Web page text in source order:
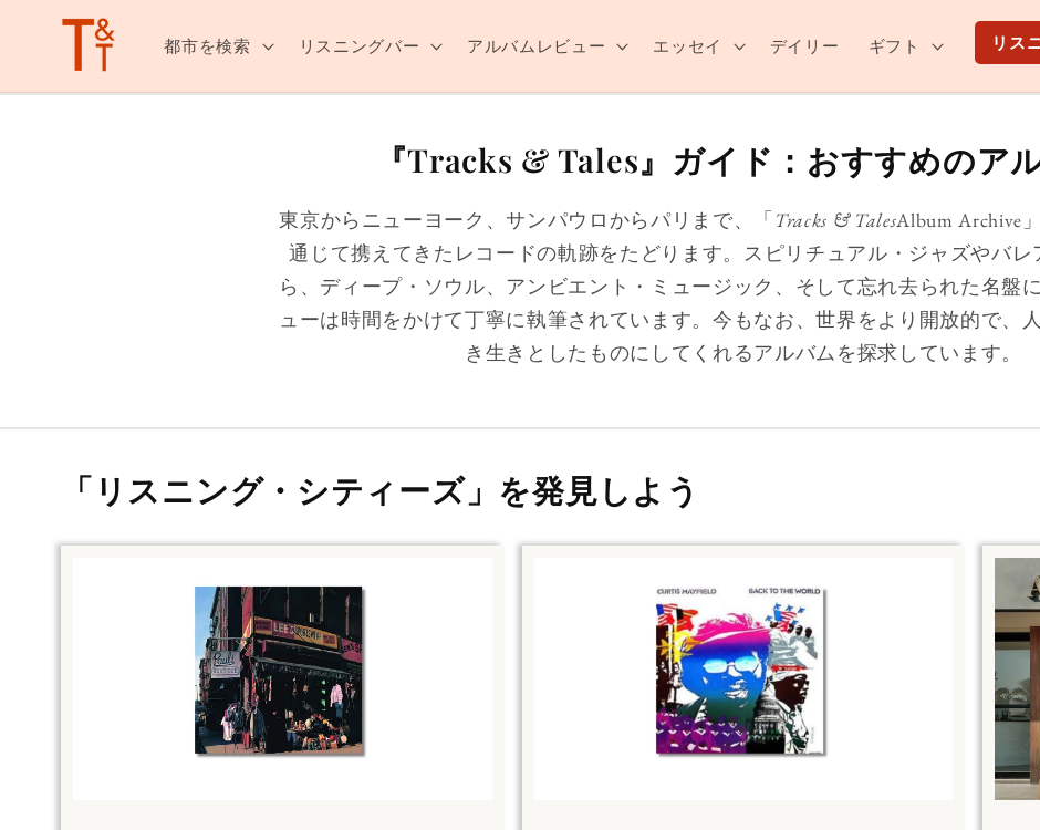
ンツへ
スキッ
都市を検索 リスニングバー アルバムレビュー エッセイ デイリー ギフト リス
『Tracks & Tales』ガイド：おすすめのア
東京からニューヨーク、サンパウロからパリまで、「Tracks & TalesAlbum Archive
通じて携えてきたレコードの軌跡をたどります。スピリチュアル・ジャズやバ
ら、ディープ・ソウル、アンビエント・ミュージック、そして忘れ去られた名盤
ューは時間をかけて丁寧に執筆されています。今もなお、世界をより開放的で、
き生きとしたものにしてくれるアルバムを探求しています。
「リスニング・シティーズ」を発見しよう